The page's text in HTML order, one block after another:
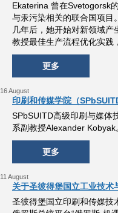
Ekaterina 曾在Svetogorsk
与汞污染相关的联合国项目
几年后，她开始对新领域
教授最佳生产流程优化实践
更多
16 August
印刷和传媒学院（
SPbSUITD高级印刷与媒体
系副教授Alexander Kobyak
更多
11 August
关于圣彼得堡国立工业技
圣彼得堡国立印刷和传媒技